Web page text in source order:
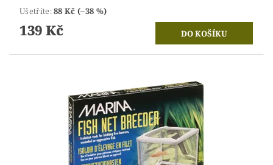
Ušetříte:88 Kč (–38 %)
139 Kč